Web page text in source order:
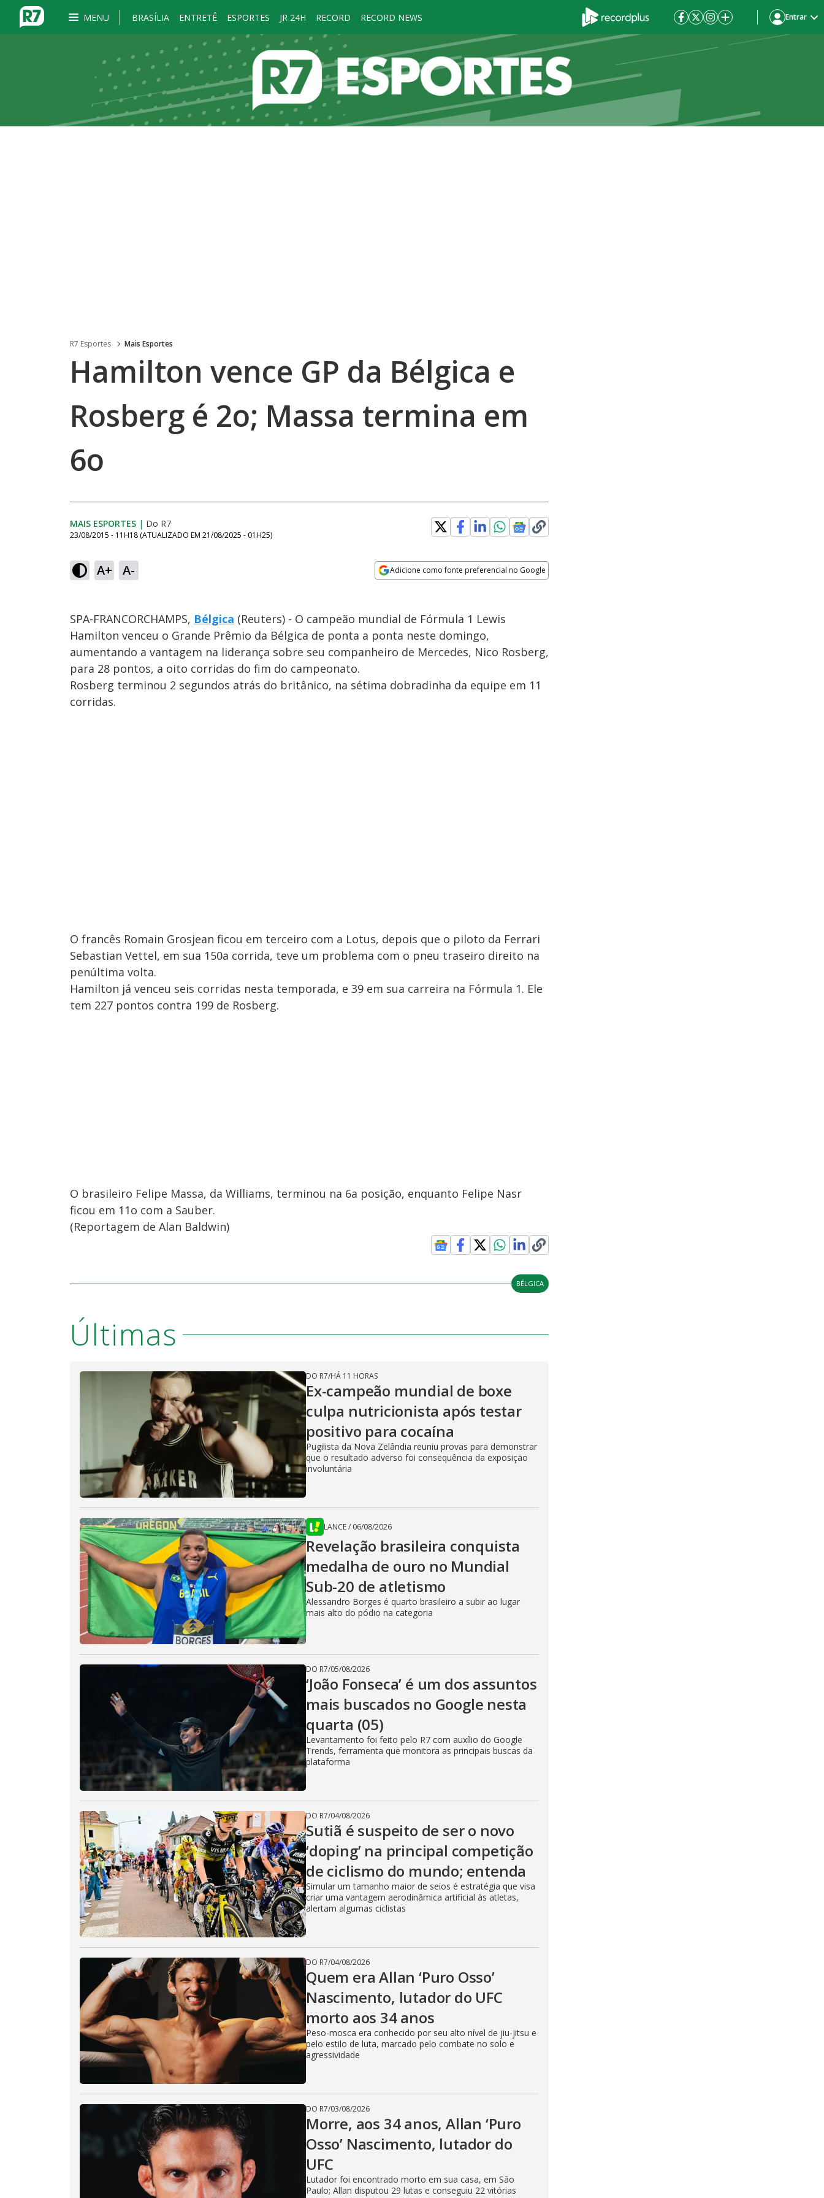
MENU BRASÍLIA ENTRETÊ ESPORTES JR 24H RECORD RECORD NEWS Entrar
R7 Esportes Mais Esportes
Hamilton vence GP da Bélgica e
Rosberg é 2o; Massa termina em
6o
MAIS ESPORTES | Do R7
23/08/2015 - 11H18 (ATUALIZADO EM 21/08/2025 - 01H25)
A+ A- Adicione como fonte preferencial no Google
SPA-FRANCORCHAMPS, Bélgica (Reuters) - O campeão mundial de Fórmula 1 Lewis
Hamilton venceu o Grande Prêmio da Bélgica de ponta a ponta neste domingo,
aumentando a vantagem na liderança sobre seu companheiro de Mercedes, Nico Rosberg,
para 28 pontos, a oito corridas do fim do campeonato.
Rosberg terminou 2 segundos atrás do britânico, na sétima dobradinha da equipe em 11
corridas.
O francês Romain Grosjean ficou em terceiro com a Lotus, depois que o piloto da Ferrari
Sebastian Vettel, em sua 150a corrida, teve um problema com o pneu traseiro direito na
penúltima volta.
Hamilton já venceu seis corridas nesta temporada, e 39 em sua carreira na Fórmula 1. Ele
tem 227 pontos contra 199 de Rosberg.
O brasileiro Felipe Massa, da Williams, terminou na 6a posição, enquanto Felipe Nasr
ficou em 11o com a Sauber.
(Reportagem de Alan Baldwin)
BÉLGICA
Últimas
DO R7/HÁ 11 HORAS
Ex-campeão mundial de boxe
culpa nutricionista após testar
positivo para cocaína
Pugilista da Nova Zelândia reuniu provas para demonstrar
que o resultado adverso foi consequência da exposição
involuntária
LANCE/ 06/08/2026
Revelação brasileira conquista
medalha de ouro no Mundial
Sub-20 de atletismo
Alessandro Borges é quarto brasileiro a subir ao lugar
mais alto do pódio na categoria
DO R7/05/08/2026
‘João Fonseca’ é um dos assuntos
mais buscados no Google nesta
quarta (05)
Levantamento foi feito pelo R7 com auxílio do Google
Trends, ferramenta que monitora as principais buscas da
plataforma
DO R7/04/08/2026
Sutiã é suspeito de ser o novo
‘doping’ na principal competição
de ciclismo do mundo; entenda
Simular um tamanho maior de seios é estratégia que visa
criar uma vantagem aerodinâmica artificial às atletas,
alertam algumas ciclistas
DO R7/04/08/2026
Quem era Allan ‘Puro Osso’
Nascimento, lutador do UFC
morto aos 34 anos
Peso-mosca era conhecido por seu alto nível de jiu-jitsu e
pelo estilo de luta, marcado pelo combate no solo e
agressividade
DO R7/03/08/2026
Morre, aos 34 anos, Allan ‘Puro
Osso’ Nascimento, lutador do
UFC
Lutador foi encontrado morto em sua casa, em São
Paulo; Allan disputou 29 lutas e conseguiu 22 vitórias